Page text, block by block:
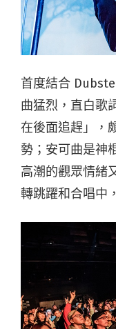
首度結合
曲猛烈，直白歌
在後面追趕」，
勢；安可曲是神
高潮的觀眾情緒
轉跳躍和合唱中